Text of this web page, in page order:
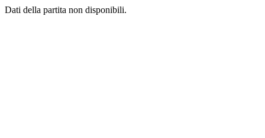
Dati della partita non disponibili.